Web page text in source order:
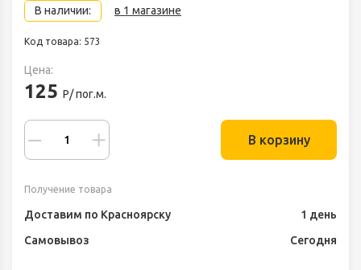
В наличии: в 1 магазине
Код товара: 573
Цена:
125 Р/ пог.м.
В корзину
Получение товара
Доставим по Красноярску
1 день
Самовывоз
Сегодня